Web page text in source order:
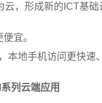
，形成新的ICT基础
宜。
本地手机访问更快速
列云端应用